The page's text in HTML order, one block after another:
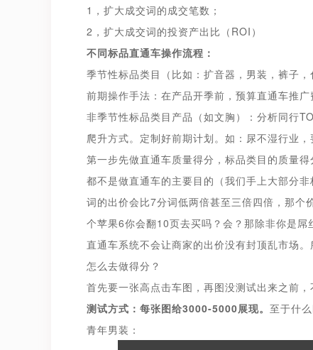
1，扩大成交词的成交笔数；
2，扩大成交词的投资产出比（ROI）
不同标品直通车操作流程：
季节性标品类目（比如：扩音器，男装，裤子，
前期操作手法：在产品开季前，预算直通车推
非季节性标品类目产品（如文胸）：分析同行
爬升方式。定制好前期计划。如：尿不湿行业，
第一步先做直通车质量得分，标品类目的质量
都不是做直通车的主要目的（我们手上大部分
词的出价会比7分词低两倍甚至三倍四倍，那个
个苹果6你会翻10页去买吗？会？那除非你是
直通车系统不会让商家的出价没有封顶乱市场。
怎么去做得分？
首先要一张高点击车图，再图没测试出来之前，
测试方式：每张图给3000-5000展现。 至于什
青年男装：